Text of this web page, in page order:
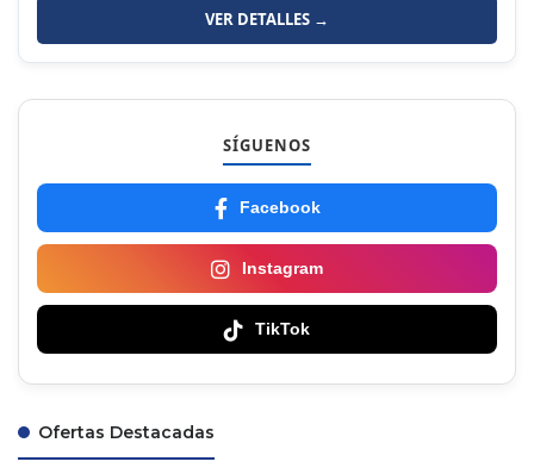
VER DETALLES →
SÍGUENOS
Facebook
Instagram
TikTok
Ofertas Destacadas